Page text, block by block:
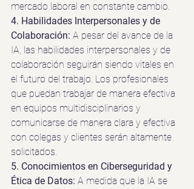
mercado laboral en constante cambio.
4. Habilidades Interpersonales y de
Colaboración: A pesar del avance de la
IA, las habilidades interpersonales y de
colaboración seguirán siendo vitales en
el futuro del trabajo. Los profesionales
que puedan trabajar de manera efectiva
en equipos multidisciplinarios y
comunicarse de manera clara y efectiva
con colegas y clientes serán altamente
solicitados.
5. Conocimientos en Ciberseguridad y
Ética de Datos: A medida que la IA se